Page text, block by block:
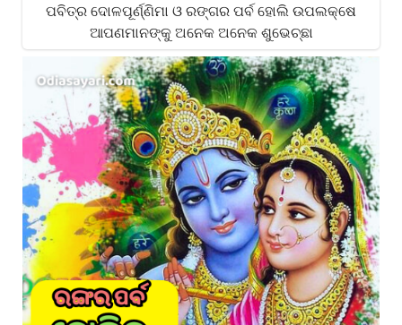
ପବିତ୍ର ଦୋଳପୂର୍ଣ୍ଣିମା ଓ ରଙ୍ଗର ପର୍ବ ହୋଲି ଉପଲକ୍ଷେ
ଆପଣମାନଙ୍କୁ ଅନେକ ଅନେକ ଶୁଭେଚ୍ଛା